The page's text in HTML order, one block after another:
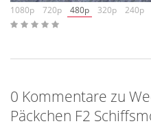
1080p
720p 480p 320p 240p
0 Kommentare zu
Päckchen F2